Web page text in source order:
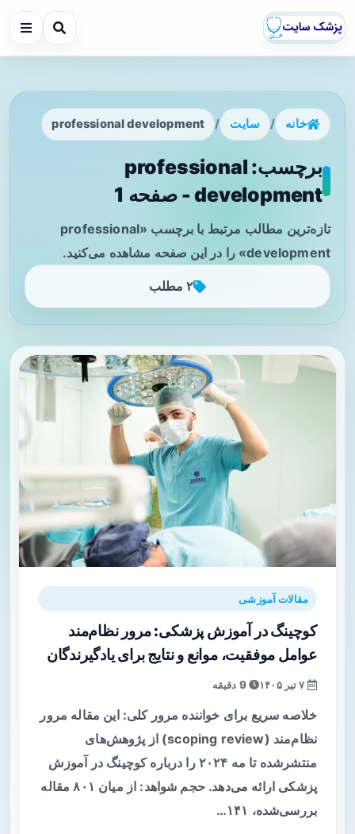
خانه / سایت /
professional development
برچسب: professional
development - صفحه 1
تازه‌ترین مطالب مرتبط با برچسب «professional
development» را در این صفحه مشاهده می‌کنید.
۲ مطلب
مقالات آموزشی
کوچینگ در آموزش پزشکی: مرور نظام‌مند
عوامل موفقیت، موانع و نتایج برای یادگیرندگان
9 دقیقه
خلاصه سریع برای خواننده مرور کلی: این مقاله مرور
نظام‌مند (scoping review) از پژوهش‌های
منتشرشده تا مه‌ ۲۰۲۴ را درباره کوچینگ در آموزش
پزشکی ارائه می‌دهد. حجم شواهد: از میان ۸۰۱ مقاله
بررسی‌شده، ۱۴۱…